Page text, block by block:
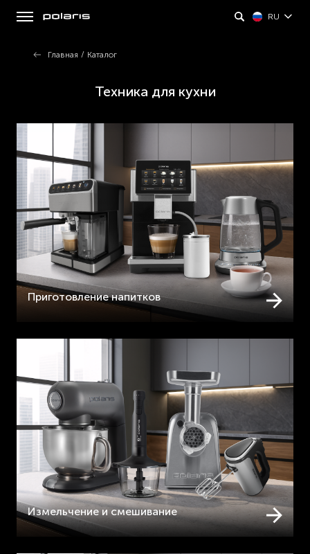
RU
Главная / Каталог
Техника для кухни
Приготовление напитков
Измельчение и смешивание